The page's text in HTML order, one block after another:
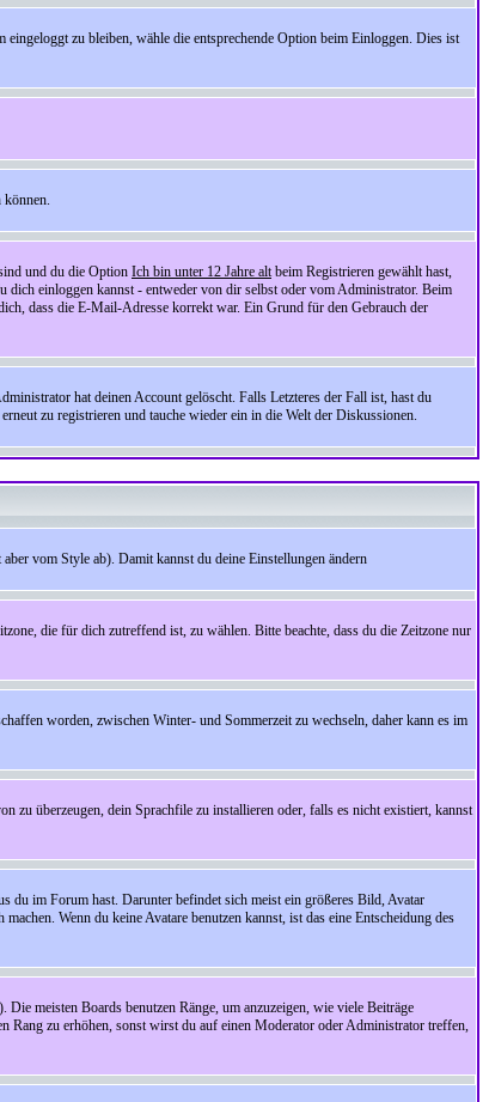
zu bleiben, wähle die entsprechende Option beim Einloggen. Dies ist
können.
und du die Option Ich bin unter 12 Jahre altbeim Registrieren gewählt hast,
einloggen kannst - entweder von dir selbst oder vom Administrator. Beim
dass die E-Mail-Adresse korrekt war. Ein Grund für den Gebrauch der
hat deinen Account gelöscht. Falls Letzteres der Fall ist, hast du
zu registrieren und tauche wieder ein in die Welt der Diskussionen.
vom Style ab). Damit kannst du deine Einstellungen ändern
die für dich zutreffend ist, zu wählen. Bitte beachte, dass du die Zeitzone nur
worden, zwischen Winter- und Sommerzeit zu wechseln, daher kann es im
zu überzeugen, dein Sprachfile zu installieren oder, falls es nicht existiert, kannst
du im Forum hast. Darunter befindet sich meist ein größeres Bild, Avatar
Wenn du keine Avatare benutzen kannst, ist das eine Entscheidung des
meisten Boards benutzen Ränge, um anzuzeigen, wie viele Beiträge
Rang zu erhöhen, sonst wirst du auf einen Moderator oder Administrator treffen,